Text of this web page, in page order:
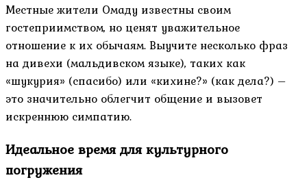
Местные жители Омаду известны своим
гостеприимством, но ценят уважительное
отношение к их обычаям. Выучите несколько фраз
на дивехи (мальдивском языке), таких как
«шукурия» (спасибо) или «кихине?» (как дела?) –
это значительно облегчит общение и вызовет
искреннюю симпатию.
Идеальное время для культурного
погружения